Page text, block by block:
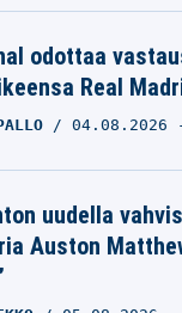
odottaa
Real
04.08.2026
uudella
Auston